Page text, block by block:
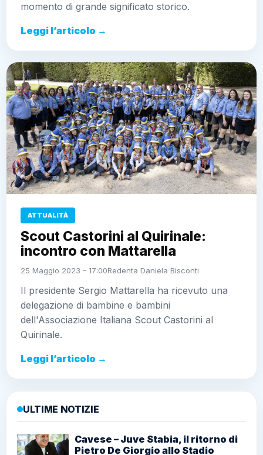
momento di grande significato storico.
Leggi l’articolo →
ATTUALITÀ
Scout Castorini al Quirinale:
incontro con Mattarella
25 Maggio 2023 - 17:00Redenta Daniela Bisconti
Il presidente Sergio Mattarella ha ricevuto una
delegazione di bambine e bambini
dell'Associazione Italiana Scout Castorini al
Quirinale.
Leggi l’articolo →
ULTIME NOTIZIE
Cavese – Juve Stabia, il ritorno di
Pietro De Giorgio allo Stadio